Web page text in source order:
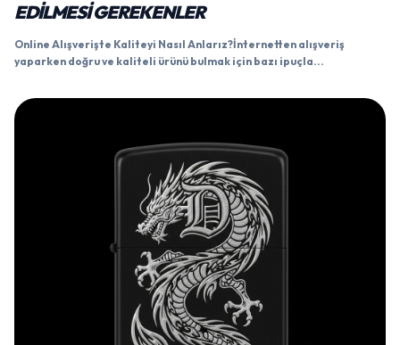
EDILMESI GEREKENLER
Online Alışverişte Kaliteyi Nasıl Anlarız?İnternetten alışveriş
yaparken doğru ve kaliteli ürünü bulmak için bazı ipuçla...